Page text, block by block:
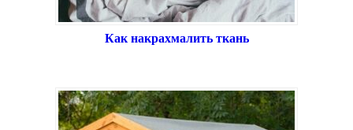
Как накрахмалить ткань